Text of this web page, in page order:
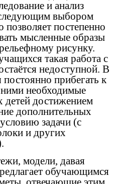
и анализ
выбором
постепенно
мысленные образы
рисунку.
такая работа с
недоступной. В
прибегать к
необходимые
детей достижением
дополнительных
задачи (с
и других
модели, давая
обучающимся